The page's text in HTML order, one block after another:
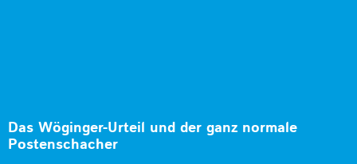
Das Wöginger-Urteil und der ganz normale
Postenschacher